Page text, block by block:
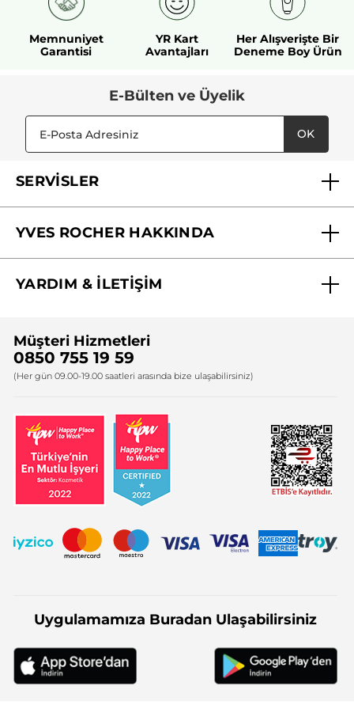
Memnuniyet
Garantisi
YR Kart
Avantajları
Her Alışverişte Bir
Deneme Boy Ürün
E-Bülten ve Üyelik
OK
SERVİSLER
YVES ROCHER HAKKINDA
Yves Rocher Vakfı
YARDIM & İLETİŞİM
Bize Ulaşın
Firma Bilgileri
Müşteri Hizmetleri
0850 755 19 59
(Her gün 09.00-19.00 saatleri arasında bize ulaşabilirsiniz)
Uygulamamıza Buradan Ulaşabilirsiniz